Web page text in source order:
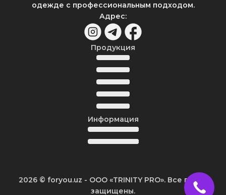
одежде с профессиональным подходом.
Адрес:
Продукция
Информация
2026 © foryou.uz - ООО «TRINITY PRO». Все права
защищены.